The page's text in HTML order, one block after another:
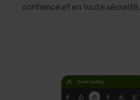
confiance et en toute sécurité.